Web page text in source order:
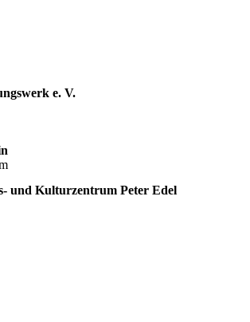
e. V.
und Kulturzentrum Peter Edel